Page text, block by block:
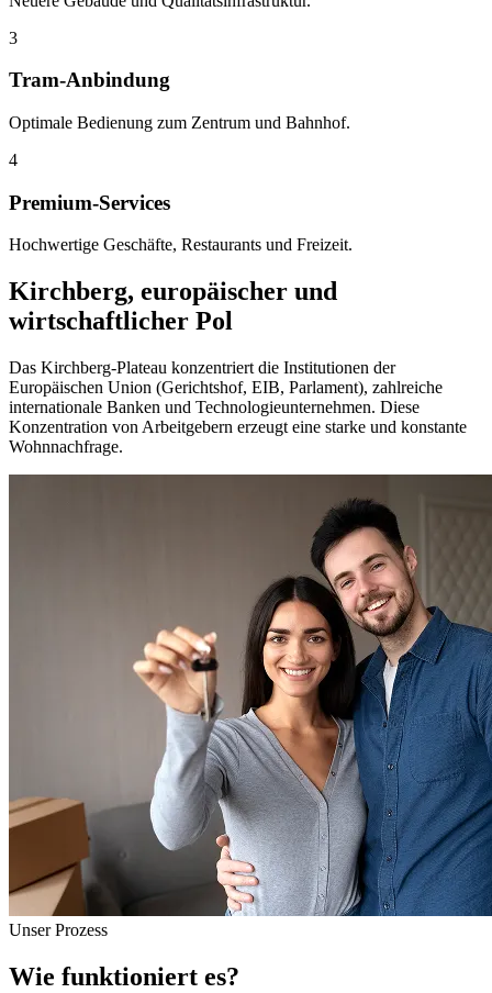
3
Tram-Anbindung
Optimale Bedienung zum Zentrum und Bahnhof.
4
Premium-Services
Hochwertige Geschäfte, Restaurants und Freizeit.
Kirchberg, europäischer und
wirtschaftlicher Pol
Das Kirchberg-Plateau konzentriert die Institutionen der
Europäischen Union (Gerichtshof, EIB, Parlament), zahlreiche
internationale Banken und Technologieunternehmen. Diese
Konzentration von Arbeitgebern erzeugt eine starke und konstante
Wohnnachfrage.
Unser Prozess
Wie funktioniert es?